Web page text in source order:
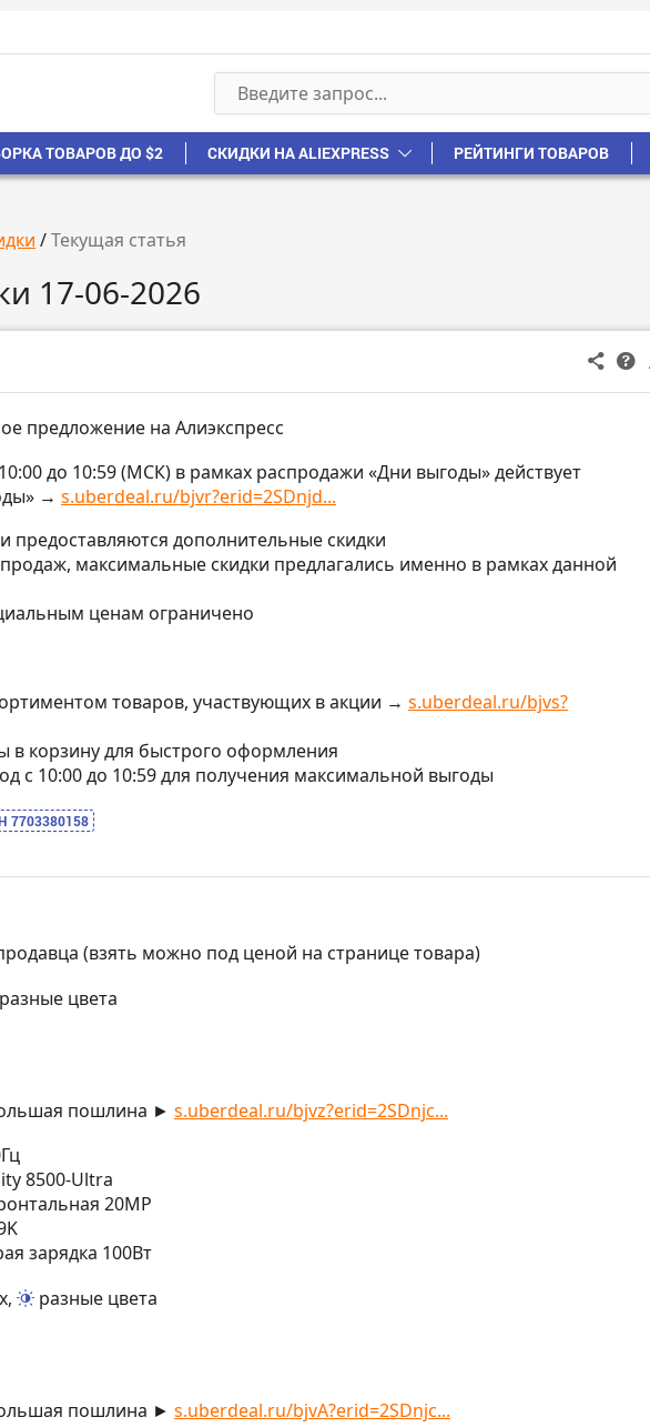
ТОВАРОВ ДО $2 СКИДКИ НА ALIEXPRESS РЕЙТИНГИ ТОВАРОВ
/Текущая статья
17-06-2026
предложение на Алиэкспресс
до 10:59 (МСК) в рамках распродажи «Дни выгоды» действует
→ s.uberdeal.ru/bjvr?erid=2SDnjd...
предоставляются дополнительные скидки
максимальные скидки предлагались именно в рамках данной
ценам ограничено
товаров, участвующих в акции → s.uberdeal.ru/bjvs?
в корзину для быстрого оформления
с 10:00 до 10:59 для получения максимальной выгоды
7703380158
(взять можно под ценой на странице товара)
разные цвета
пошлина ► s.uberdeal.ru/bjvz?erid=2SDnjc...
8500-Ultra
20MP
зарядка 100Вт
разные цвета
пошлина ► s.uberdeal.ru/bjvA?erid=2SDnjc...